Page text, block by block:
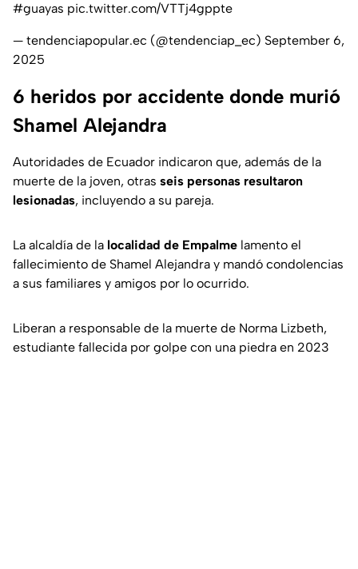
#guayas pic.twitter.com/VTTj4gppte
— tendenciapopular.ec (@tendenciap_ec) September 6,
2025
6 heridos por accidente donde murió
Shamel Alejandra
Autoridades de Ecuador indicaron que, además de la
muerte de la joven, otras seis personas resultaron
lesionadas, incluyendo a su pareja.
La alcaldía de la localidad de Empalme lamento el
fallecimiento de Shamel Alejandra y mandó condolencias
a sus familiares y amigos por lo ocurrido.
Liberan a responsable de la muerte de Norma Lizbeth,
estudiante fallecida por golpe con una piedra en 2023